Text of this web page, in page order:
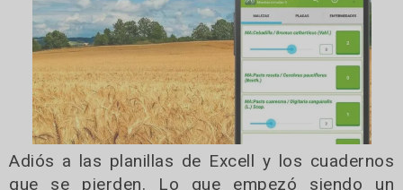
Adiós a las planillas de Excell y los cuadernos
que se pierden. Lo que empezó siendo un